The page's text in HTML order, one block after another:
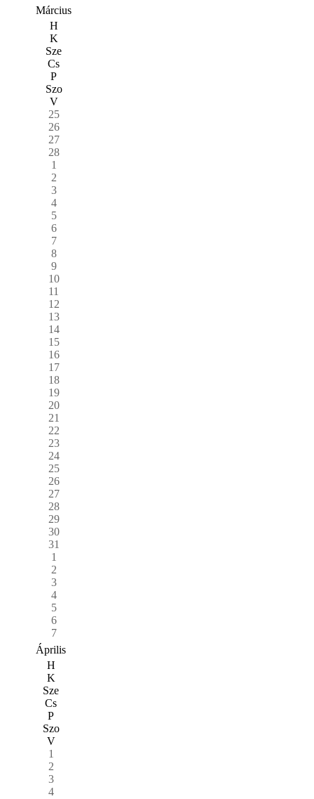
Március
H
K
Sze
Cs
P
Szo
V
25
26
27
28
1
2
3
4
5
6
7
8
9
10
11
12
13
14
15
16
17
18
19
20
21
22
23
24
25
26
27
28
29
30
31
1
2
3
4
5
6
7
Április
H
K
Sze
Cs
P
Szo
V
1
2
3
4